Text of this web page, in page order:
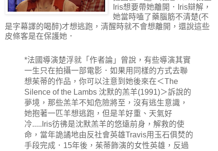
Iris想要帶她離開．Iris辯解，
她當時嗑了藥腦筋不清楚(不
是字幕譯的喝醉)才想逃跑，清醒時就不會想離開，還說這些
皮條客是在保護她．
*法國導演楚浮就「作者論」曾說，有些導演其實
一生只在拍攝一部電影．如果用同樣的方式去聯
想茱蒂的作品，你可以注意到她後來在＜The
Silence of the Lambs 沈默的羔羊(1991)＞訴說的
夢境，那些羔羊不知危險將至，沒有逃生意識，
她抱著一匹羊想逃跑，但是羊好重、天氣好
冷.....Iris彷彿是沈默羔羊的悠遠前身，解救的使
命，當年詭譎地由反社會英雄Travis用玉石俱焚的
手段完成．15年後，茱蒂飾演的女性英雄，反過